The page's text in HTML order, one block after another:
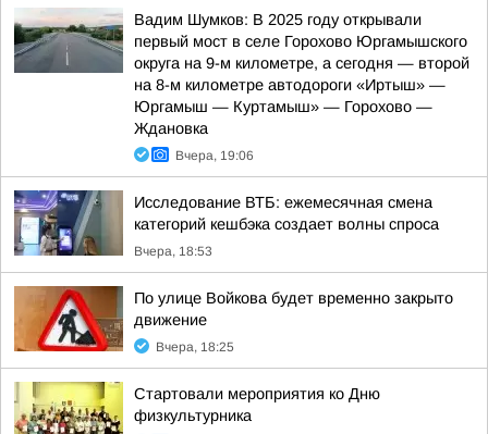
Вадим Шумков: В 2025 году открывали
первый мост в селе Горохово Юргамышского
округа на 9-м километре, а сегодня — второй
на 8-м километре автодороги «Иртыш» —
Юргамыш — Куртамыш» — Горохово —
Ждановка
Вчера, 19:06
Исследование ВТБ: ежемесячная смена
категорий кешбэка создает волны спроса
Вчера, 18:53
По улице Войкова будет временно закрыто
движение
Вчера, 18:25
Стартовали мероприятия ко Дню
физкультурника